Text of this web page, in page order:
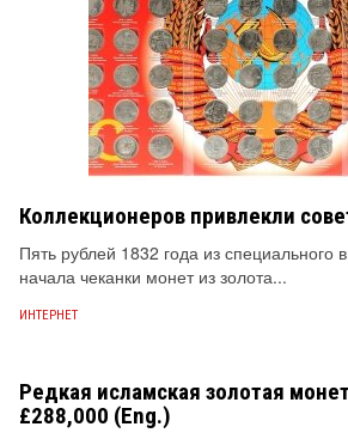
Коллекционеров привлекли
Пять рублей 1832 года из специального
начала чеканки монет из золота...
ИНТЕРНЕТ
Редкая исламская золотая
£288,000 (Eng.)